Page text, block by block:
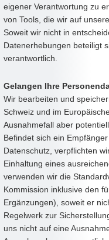
eigener Verantwortung zu
von Tools, die wir auf
Soweit wir nicht in
Datenerhebungen beteiligt
verantwortlich.
Gelangen Ihre
Wir bearbeiten und
Schweiz und im
Ausnahmefall aber
Befindet sich ein
Datenschutz, verpflichten
Einhaltung eines
verwenden wir die
Kommission inklusive den
Ergänzungen), soweit er
Regelwerk zur
uns nicht auf eine